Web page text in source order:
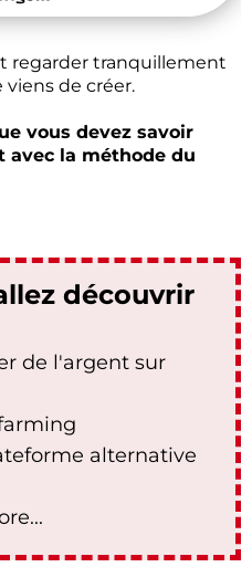
regarder tranquillement
viens de créer.
vous devez savoir
avec la méthode du
découvrir
de l'argent sur
alternative